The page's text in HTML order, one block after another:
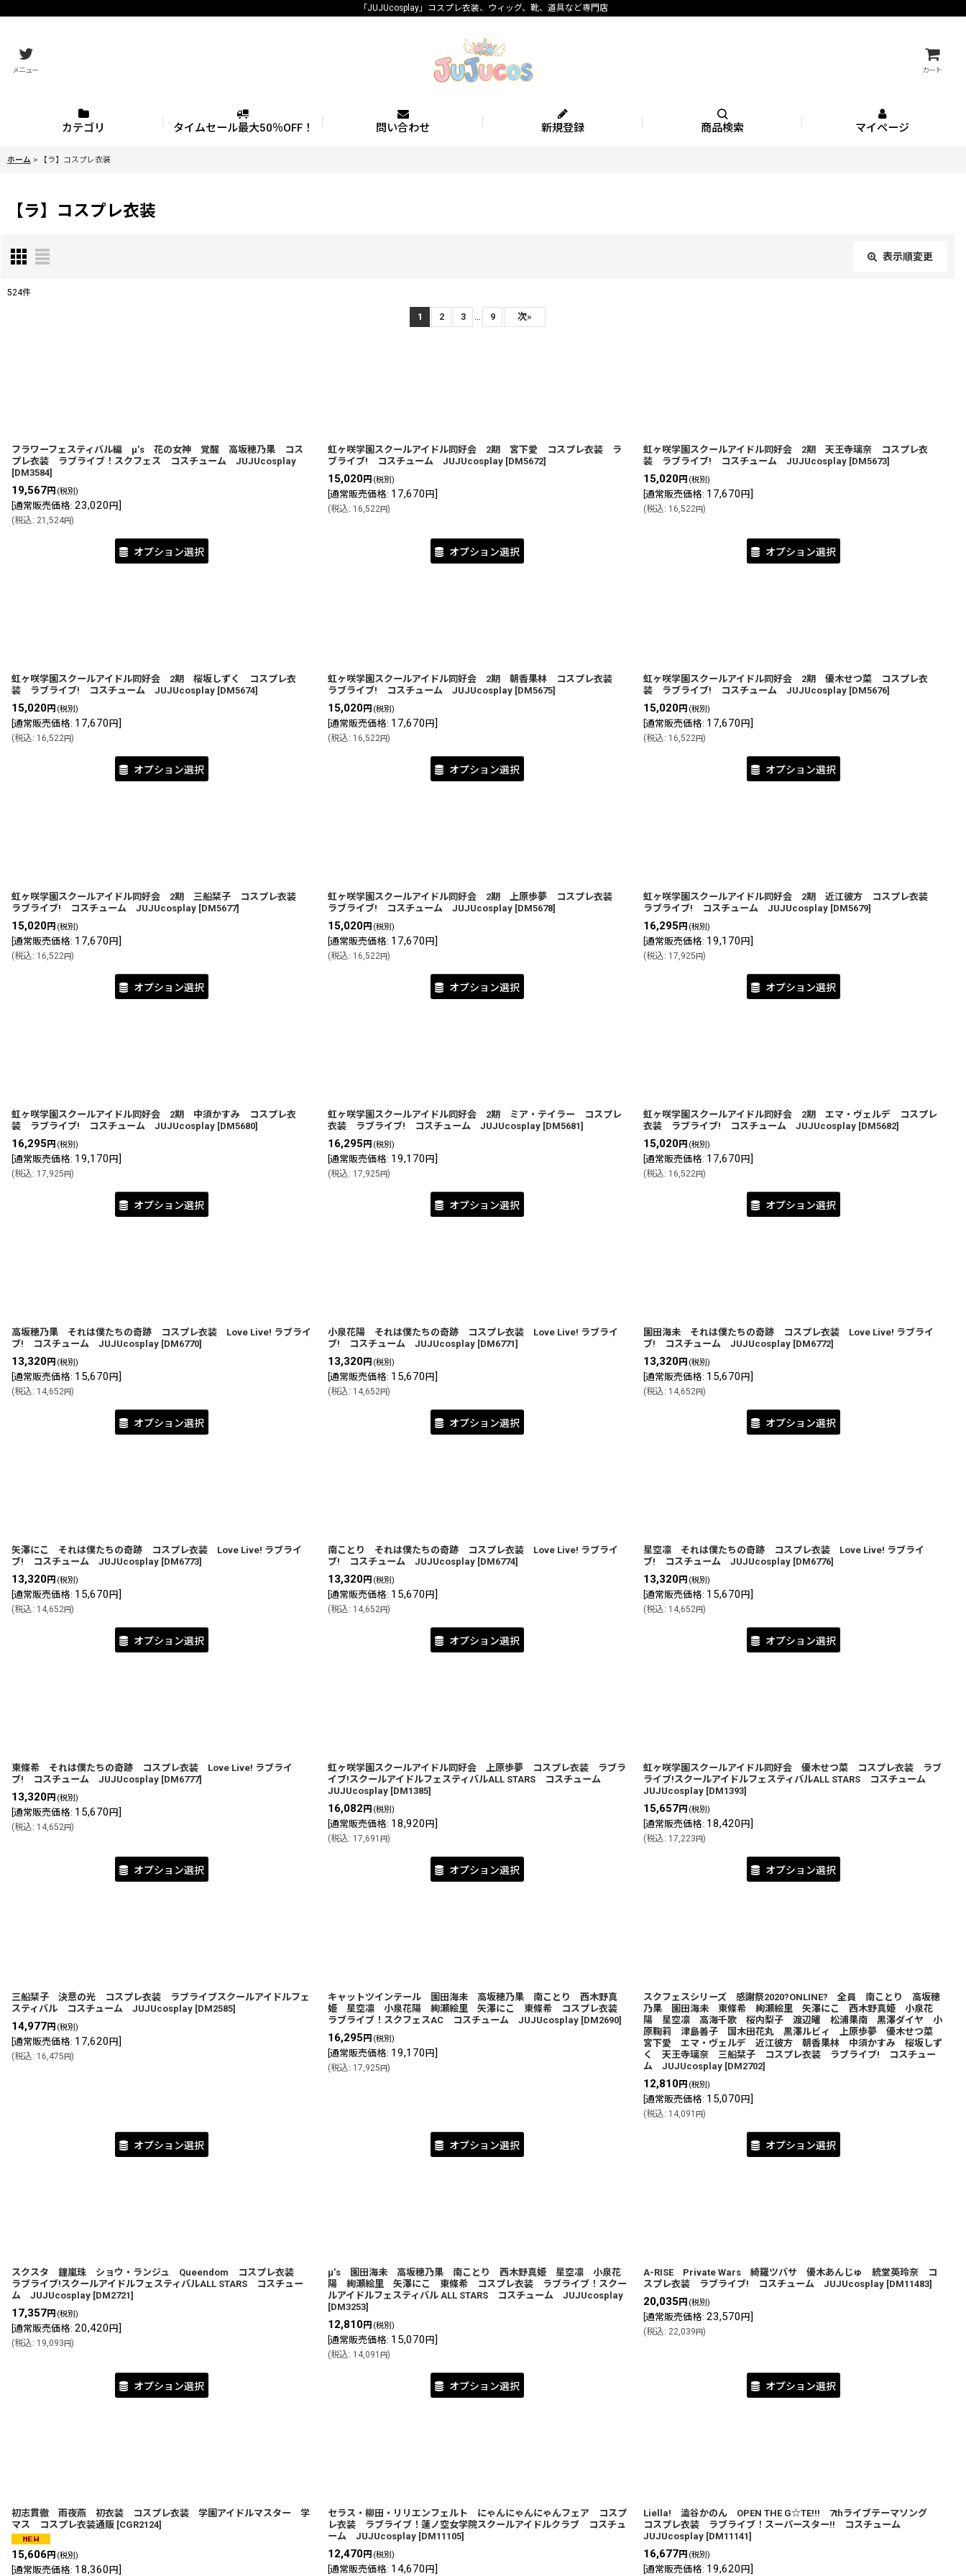
「JUJUcosplay」コスプレ衣装、ウィッグ、靴、道具など専門店
メニュー カート
カテゴリ タイムセール最大50％OFF！ 問い合わせ 新規登録 商品検索 マイページ
ホーム > 【ラ】コスプレ衣装
【ラ】コスプレ衣装
表示順変更
絞り込む
524件
1 2 3 9 次»
フラワーフェスティバル編 μ's 花の女神 覚醒 高坂穂乃果 コス
プレ衣装 ラブライブ！スクフェス コスチューム JUJUcosplay
[DM3584]
19,567円 (税別)
通常販売価格: 23,020 円]
(税込: 21,524円)
オプション選択
虹ヶ咲学園スクールアイドル同好会 2期 宮下愛 コスプレ衣装 ラ
ブライブ! コスチューム JUJUcosplay [DM5672]
15,020円 (税別)
通常販売価格: 17,670 円]
(税込: 16,522円)
オプション選択
虹ヶ咲学園スクールアイドル同好会 2期 天王寺璃奈 コスプレ衣
装 ラブライブ! コスチューム JUJUcosplay [DM5673]
15,020円 (税別)
[通常販売価格: 17,670円]
(税込: 16,522円)
オプション選択
虹ヶ咲学園スクールアイドル同好会 2期 桜坂しずく コスプレ衣
装 ラブライブ! コスチューム JUJUcosplay [DM5674]
15,020円 (税別)
通常販売価格: 17,670 円]
(税込: 16,522円)
オプション選択
虹ヶ咲学園スクールアイドル同好会 2期 朝香果林 コスプレ衣装
ラブライブ! コスチューム JUJUcosplay [DM5675]
15,020円 (税別)
通常販売価格: 17,670 円]
(税込: 16,522円)
オプション選択
虹ヶ咲学園スクールアイドル同好会 2期 優木せつ菜 コスプレ衣
装 ラブライブ! コスチューム JUJUcosplay [DM5676]
15,020円 (税別)
[通常販売価格: 17,670円]
(税込: 16,522円)
オプション選択
虹ヶ咲学園スクールアイドル同好会 2期 三船栞子 コスプレ衣装
ラブライブ! コスチューム JUJUcosplay [DM5677]
15,020円 (税別)
通常販売価格: 17,670 円]
(税込: 16,522円)
オプション選択
虹ヶ咲学園スクールアイドル同好会 2期 上原歩夢 コスプレ衣装
ラブライブ! コスチューム JUJUcosplay [DM5678]
15,020円 (税別)
通常販売価格: 17,670 円]
(税込: 16,522円)
オプション選択
虹ヶ咲学園スクールアイドル同好会 2期 近江彼方 コスプレ衣装
ラブライブ! コスチューム JUJUcosplay [DM5679]
16,295 円 (税別)
[通常販売価格: 19,170円]
(税込: 17,925円)
オプション選択
虹ヶ咲学園スクールアイドル同好会 2期 中須かすみ コスプレ衣
装 ラブライブ! コスチューム JUJUcosplay [DM5680]
16,295 円 (税別)
通常販売価格: 19,170 円]
(税込: 17,925円)
オプション選択
虹ヶ咲学園スクールアイドル同好会 2期 ミア・テイラー コスプレ
衣装 ラブライブ! コスチューム JUJUcosplay [DM5681]
16,295 円 (税別)
通常販売価格: 19,170 円]
(税込: 17,925円)
オプション選択
虹ヶ咲学園スクールアイドル同好会 2期 エマ・ヴェルデ コスプレ
衣装 ラブライブ! コスチューム JUJUcosplay [DM5682]
15,020円 (税別)
[通常販売価格: 17,670円]
(税込: 16,522円)
オプション選択
高坂穂乃果 それは僕たちの奇跡 コスプレ衣装 Love Live! ラブライ
ブ! コスチューム JUJUcosplay [DM6770]
13,320円 (税別)
通常販売価格: 15,670 円]
(税込: 14,652円)
オプション選択
小泉花陽 それは僕たちの奇跡 コスプレ衣装 Love Live! ラブライ
ブ! コスチューム JUJUcosplay [DM6771]
13,320円 (税別)
通常販売価格: 15,670 円]
(税込: 14,652円)
オプション選択
園田海未 それは僕たちの奇跡 コスプレ衣装 Love Live! ラブライ
ブ! コスチューム JUJUcosplay [DM6772]
13,320円 (税別)
[通常販売価格: 15,670円]
(税込: 14,652円)
オプション選択
矢澤にこ それは僕たちの奇跡 コスプレ衣装 Love Live! ラブライ
ブ! コスチューム JUJUcosplay [DM6773]
13,320円 (税別)
通常販売価格: 15,670 円]
(税込: 14,652円)
オプション選択
南ことり それは僕たちの奇跡 コスプレ衣装 Love Live! ラブライ
ブ! コスチューム JUJUcosplay [DM6774]
13,320円 (税別)
通常販売価格: 15,670 円]
(税込: 14,652円)
オプション選択
星空凛 それは僕たちの奇跡 コスプレ衣装 Love Live! ラブライ
ブ! コスチューム JUJUcosplay [DM6776]
13,320円 (税別)
[通常販売価格: 15,670円]
(税込: 14,652円)
オプション選択
東條希 それは僕たちの奇跡 コスプレ衣装 Love Live! ラブライ
ブ! コスチューム JUJUcosplay [DM6777]
13,320円 (税別)
通常販売価格: 15,670 円]
(税込: 14,652円)
オプション選択
虹ヶ咲学園スクールアイドル同好会 上原歩夢 コスプレ衣装 ラブラ
イブ!スクールアイドルフェスティバルALL STARS コスチューム
JUJUcosplay [DM1385]
16,082 円 (税別)
通常販売価格: 18,920 円]
(税込: 17,691 円)
オプション選択
虹ヶ咲学園スクールアイドル同好会 優木せつ菜 コスプレ衣装 ラブ
ライブ!スクールアイドルフェスティバルALL STARS コスチューム
JUJUcosplay [DM1393]
15,657円 (税別)
[通常販売価格: 18,420円]
(税込: 17,223円)
オプション選択
三船栞子 決意の光 コスプレ衣装 ラブライブスクールアイドルフェ
スティバル コスチューム JUJUcosplay [DM2585]
14,977円 (税別)
通常販売価格: 17,620 円]
(税込: 16,475円)
オプション選択
キャットツインテール 園田海未 高坂穂乃果 南ことり 西木野真
姫 星空凛 小泉花陽 絢瀬絵里 矢澤にこ 東條希 コスプレ衣装
ラブライブ！スクフェスAC コスチューム JUJUcosplay [DM2690]
16,295 円 (税別)
通常販売価格: 19,170 円]
(税込: 17,925円)
オプション選択
スクフェスシリーズ 感謝祭2020?ONLINE? 全員 南ことり 高坂穂
乃果 園田海未 東條希 絢瀬絵里 矢澤にこ 西木野真姫 小泉花
陽 星空凛 高海千歌 桜内梨子 渡辺曜 松浦果南 黒澤ダイヤ 小
原鞠莉 津島善子 国木田花丸 黒澤ルビィ 上原歩夢 優木せつ菜
宮下愛 エマ・ヴェルデ 近江彼方 朝香果林 中須かすみ 桜坂しず
く 天王寺璃奈 三船栞子 コスプレ衣装 ラブライブ! コスチュー
ム JUJUcosplay [DM2702]
12,810円 (税別)
[通常販売価格: 15,070円]
(税込: 14,091円)
オプション選択
スクスタ 鐘嵐珠 ショウ・ランジュ Queendom コスプレ衣装
ラブライブ!スクールアイドルフェスティバルALL STARS コスチュー
ム JUJUcosplay [DM2721]
17,357円 (税別)
通常販売価格: 20,420 円]
(税込: 19,093円)
オプション選択
μ's 園田海未 高坂穂乃果 南ことり 西木野真姫 星空凛 小泉花
陽 絢瀬絵里 矢澤にこ 東條希 コスプレ衣装 ラブライブ！スクー
ルアイドルフェスティバル ALL STARS コスチューム JUJUcosplay
[DM3253]
12,810円 (税別)
通常販売価格: 15,070 円]
(税込: 14,091 円)
オプション選択
A-RISE Private Wars 綺羅ツバサ 優木あんじゅ 統堂英玲奈 コ
スプレ衣装 ラブライブ! コスチューム JUJUcosplay [DM11483]
20,035 円 (税別)
[通常販売価格: 23,570円]
(税込: 22,039円)
オプション選択
初志貫徹 雨夜燕 初衣装 コスプレ衣装 学園アイドルマスター 学
マス コスプレ衣装通販 [CGR2124]
15,606 円 (税別)
通常販売価格: 18,360 円]
セラス・柳田・リリエンフェルト にゃんにゃんにゃんフェア コスプ
レ衣装 ラブライブ！蓮ノ空女学院スクールアイドルクラブ コスチュ
ーム JUJUcosplay [DM11105]
12,470円 (税別)
通常販売価格: 14,670 円]
Liella! 澁谷かのん OPEN THE G☆TE!!! 7thライブテーマソング
コスプレ衣装 ラブライブ！スーパースター!! コスチューム
JUJUcosplay [DM11141]
16,677円 (税別)
[通常販売価格: 19,620円]